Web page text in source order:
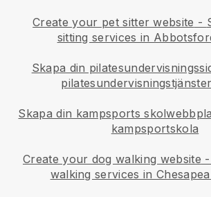
Create your pet sitter website -
sitting services in
Skapa din
Skapa din kampsports
kampsportskola
Create your dog walking website -
walking services in